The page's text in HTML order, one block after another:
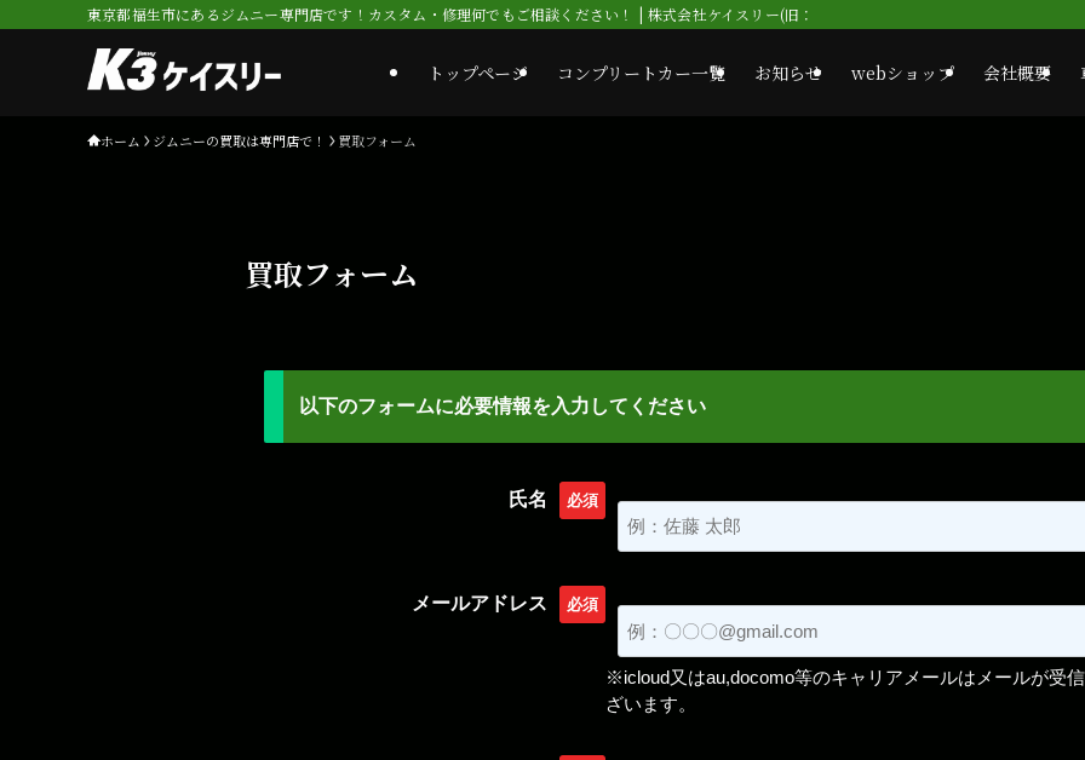
東京都福生市にあるジムニー専門店です！カスタム・修理何でもご相談ください！ | 株式会社ケイスリー(旧：コンドーオート)
トップページ コンプリートカー一覧 お知らせ webショップ 会社概要
ホーム ジムニーの買取は専門店で！ 買取フォーム
買取フォーム
以下のフォームに必要情報を入力してください
氏名 必須
メールアドレス 必須
※icloud又はau,docomo等のキャリアメールはメールが受
ざいます。